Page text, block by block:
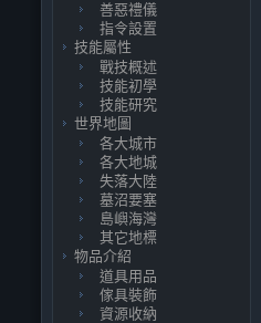
善惡禮儀
指令設置
技能屬性
戰技概述
技能初學
技能研究
世界地圖
各大城市
各大地城
失落大陸
墓沼要塞
島嶼海灣
其它地標
物品介紹
道具用品
傢具裝飾
資源收納